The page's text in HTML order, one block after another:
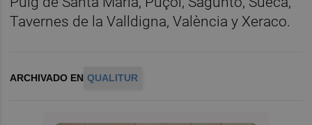
Tavernes de la Valldigna, València y Xeraco.
ARCHIVADO EN QUALITUR